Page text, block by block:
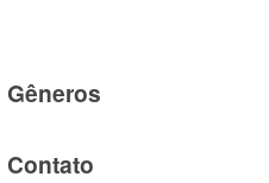
Gêneros
Contato